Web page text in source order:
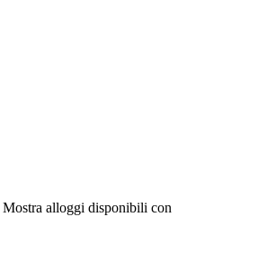
Mostra alloggi disponibili con